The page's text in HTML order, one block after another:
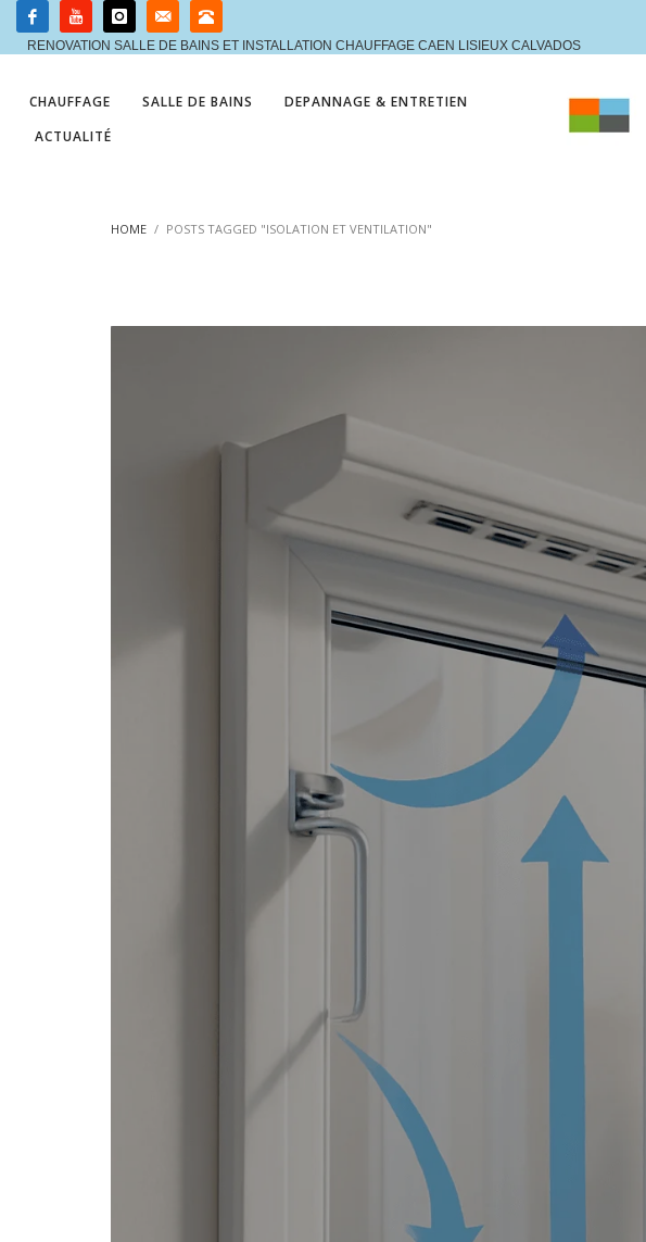
RENOVATION SALLE DE BAINS ET INSTALLATION CHAUFFAGE CAEN LISIEUX CALVADOS
CHAUFFAGE SALLE DE BAINS
DEPANNAGE & ENTRETIEN
ACTUALITÉ
HOME POSTS TAGGED "ISOLATION ET VENTILATION"